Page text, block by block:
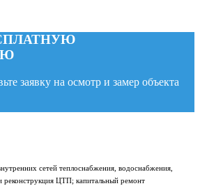
заявку на осмотр и замер объекта
сетей теплоснабжения, водоснабжения,
реконструкция ЦТП; капитальный ремонт